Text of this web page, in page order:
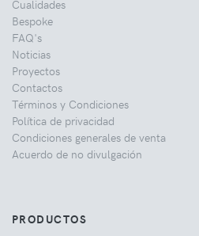
Cualidades
Bespoke
FAQ's
Noticias
Proyectos
Contactos
Términos y Condiciones
Política de privacidad
Condiciones generales de venta
Acuerdo de no divulgación
PRODUCTOS